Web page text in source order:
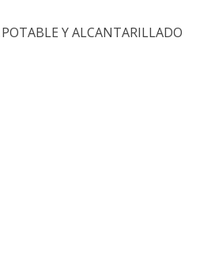
Y ALCANTARILLADO